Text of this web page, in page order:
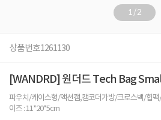
1/2
상품번호1261130
[WANDRD] 원더드 Tech Bag
파우치/케이스형/액션캠,캠코더가방/크로스백/힙팩/
이즈 : 11*20*5cm